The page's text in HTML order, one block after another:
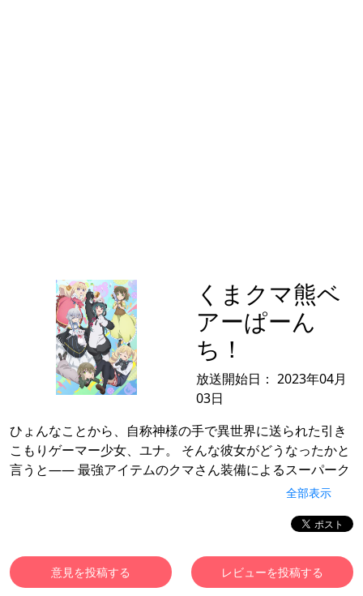
くまクマ熊ベ
アーぱーん
ち！
放送開始日： 2023年04月
03日
ひょんなことから、自称神様の手で異世界に送られた引き
こもりゲーマー少女、ユナ。 そんな彼女がどうなったかと
言うと―― 最強アイテムのクマさん装備によるスーパーク
マパワーとスーパークマ魔法、 現代世界の知識、頼れるパ
クマメンタルのおかげで、すっかり馴染んでいた！ 異世界
たり、 ゴロゴロしたり、たまに冒険したりと、自由気まま
な日々を送るユナ。 しかし、のんびりまったりだけじゃい
全部表示
意見を投稿する レビューを投稿する